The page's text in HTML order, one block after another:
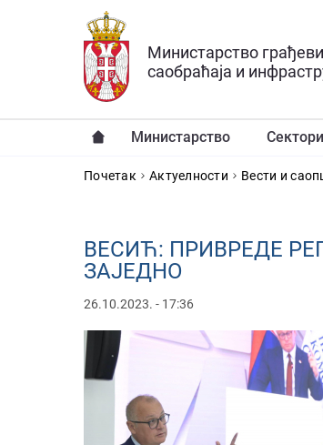
Прескочи на главни део садржаја
Министарство
саобраћаја и
Министарство Сектори
YOU ARE HERE
Почетак Актуелности Вести и
ВЕСИЋ: ПРИВРЕДЕ
ЗАЈЕДНО
26.10.2023. - 17:36